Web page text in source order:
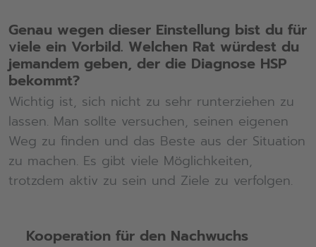
Genau wegen dieser Einstellung bist du für
viele ein Vorbild. Welchen Rat würdest du
jemandem geben, der die Diagnose HSP
bekommt?
Wichtig ist, sich nicht zu sehr runterziehen zu
lassen. Man sollte versuchen, seinen eigenen
Weg zu finden und das Beste aus der Situation
zu machen. Es gibt viele Möglichkeiten,
trotzdem aktiv zu sein und Ziele zu verfolgen.
Kooperation für den Nachwuchs